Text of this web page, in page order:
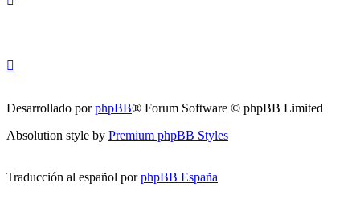
Desarrollado porphpBB® Forum Software © phpBB Limited
Absolution style by Premium phpBB Styles
Traducción al español porphpBB España